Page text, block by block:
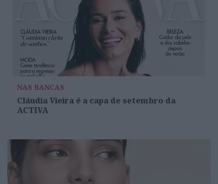
NAS BANCAS
Cláudia Vieira é a capa de setembro da
ACTIVA